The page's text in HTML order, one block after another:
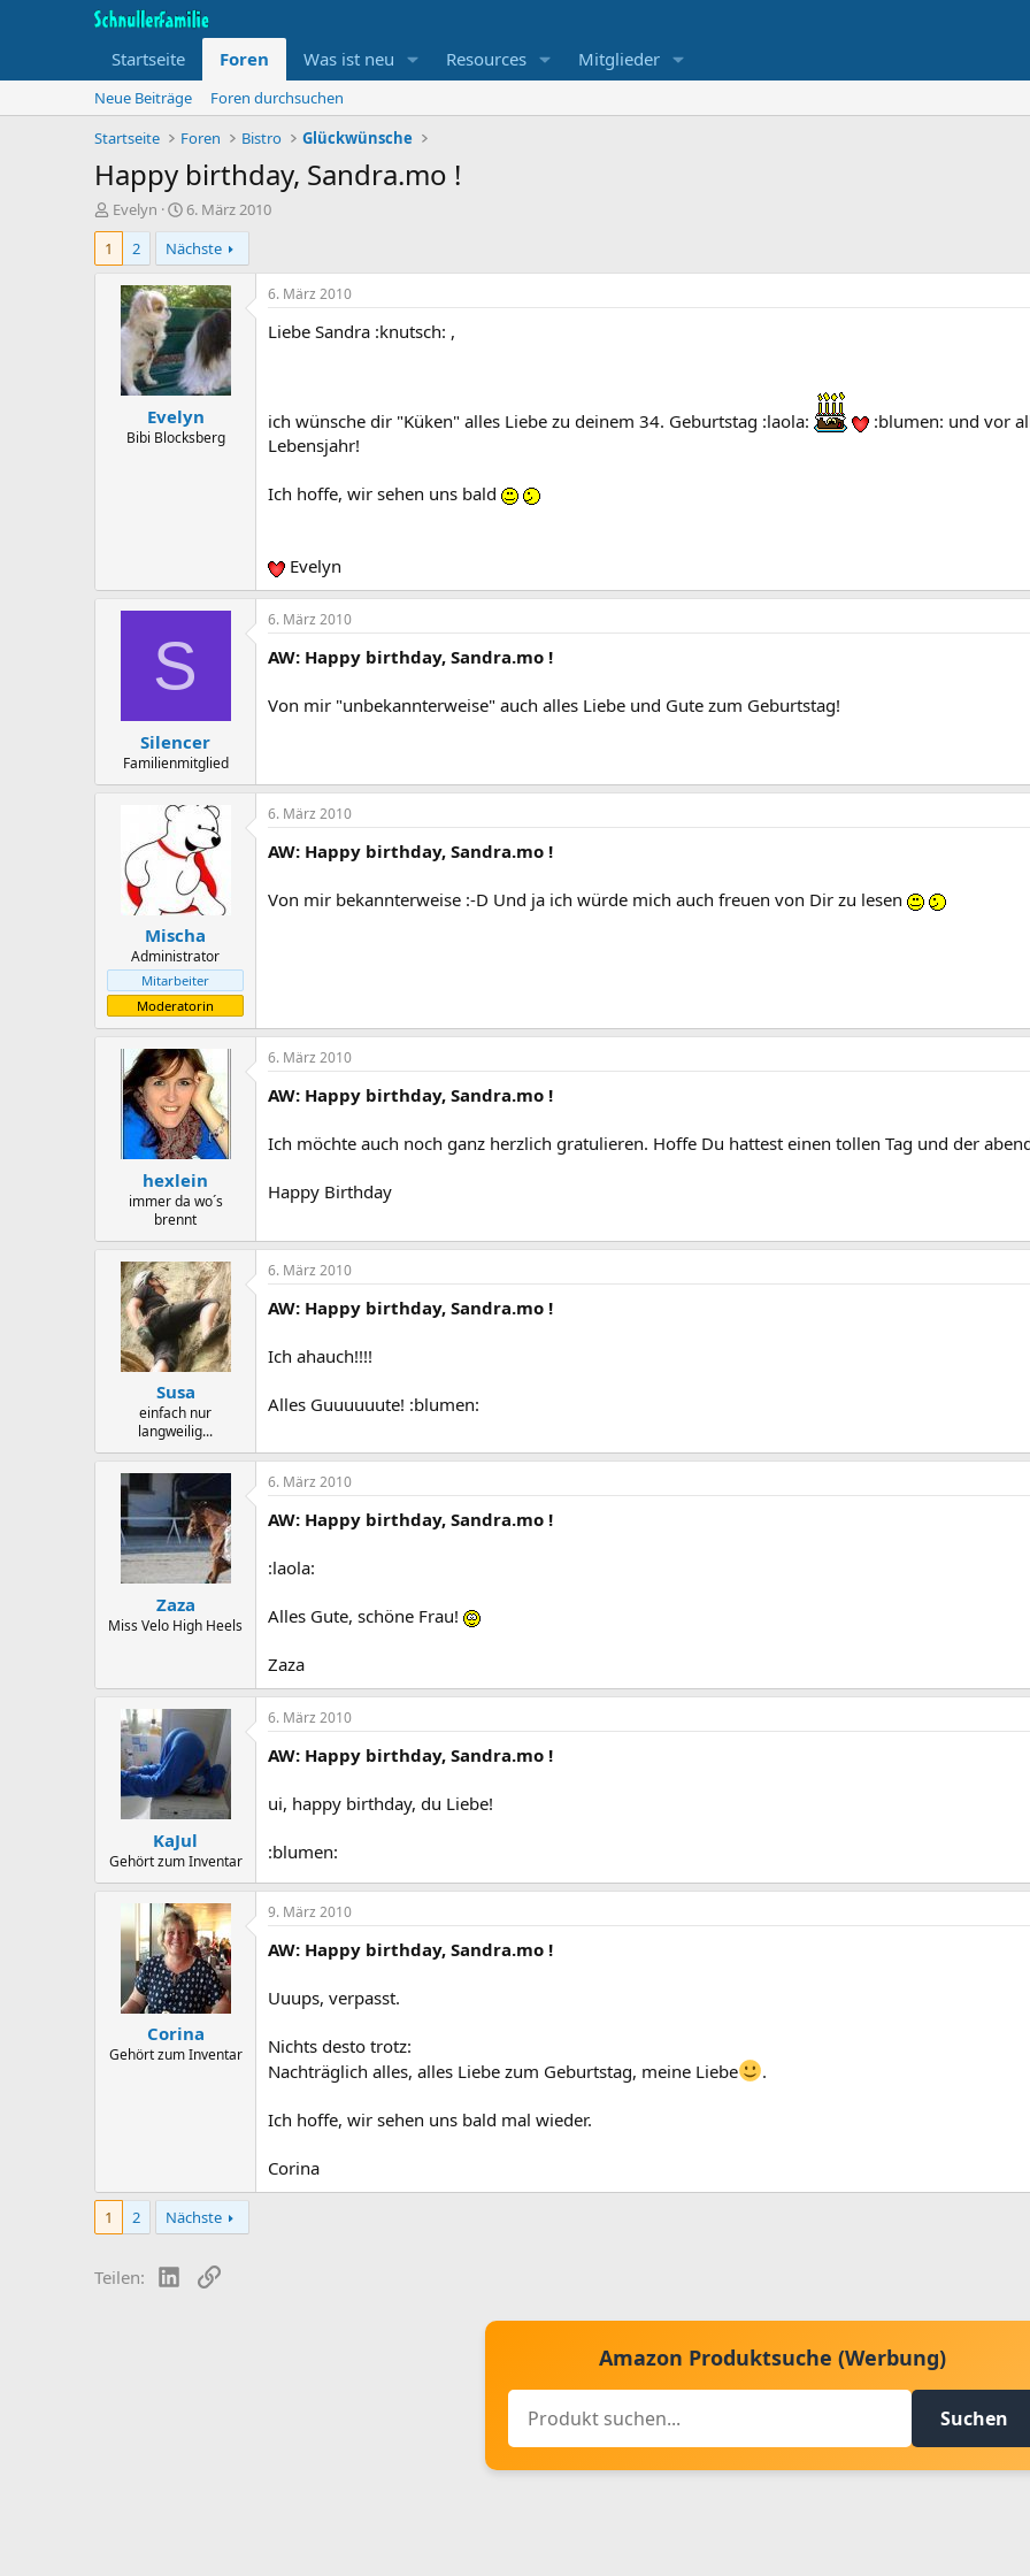
Startseite Foren Was ist neu Resources Mitglieder
Neue Beiträge
Foren durchsuchen
Startseite
Foren Bistro Glückwünsche
Happy birthday, Sandra.mo !
T
h
m
Evelyn
B
e
g
i
n
n
d
a
t
u
m
6. März 2010
1
2 Nächste
Evelyn
Bibi Blocksberg
6. März 2010
Liebe Sandra :knutsch: ,
ich wünsche dir "Küken" alles Liebe zu deinem 34. Geburtstag :laola:
:blumen: und vor
Lebensjahr!
Ich hoffe, wir sehen uns bald
Evelyn
S
Silencer
Familienmitglied
6. März 2010
AW: Happy birthday, Sandra.mo !
Von mir "unbekannterweise" auch alles Liebe und Gute zum Geburtstag!
Mischa
Administrator
Mitarbeiter
Moderatorin
6. März 2010
AW: Happy birthday, Sandra.mo !
Von mir bekannterweise :-D Und ja ich würde mich auch freuen von Dir zu lesen
hexlein
immer da wo´s
brennt
6. März 2010
AW: Happy birthday, Sandra.mo !
Ich möchte auch noch ganz herzlich gratulieren. Hoffe Du hattest einen tollen Tag und der
Happy Birthday
Susa
einfach nur
langweilig...
6. März 2010
AW: Happy birthday, Sandra.mo !
Ich ahauch!!!!
Alles Guuuuuute! :blumen:
Zaza
Miss Velo High Heels
6. März 2010
AW: Happy birthday, Sandra.mo !
:laola:
Alles Gute, schöne Frau!
Zaza
KaJul
Gehört zum Inventar
6. März 2010
AW: Happy birthday, Sandra.mo !
ui, happy birthday, du Liebe!
:blumen:
Corina
Gehört zum Inventar
9. März 2010
AW: Happy birthday, Sandra.mo !
Uuups, verpasst.
Nichts desto trotz:
Nachträglich alles, alles Liebe zum Geburtstag, meine Liebe
.
Ich hoffe, wir sehen uns bald mal wieder.
Corina
1 2 Nächste
Teilen: LinkedIn
Link
Amazon Produktsuche (Werbung)
Suchen